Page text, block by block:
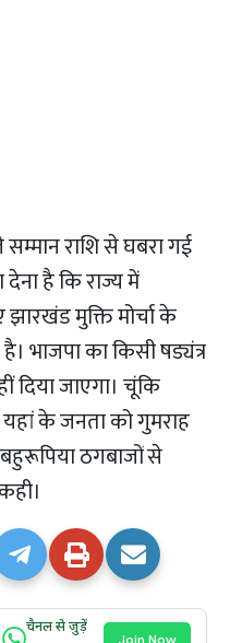
राशि से घबरा गई
है कि राज्य में
मुक्ति मोर्चा के
भाजपा का किसी षड्यंत्र
दिया जाएगा। चूंकि
के जनता को गुमराह
ठगबाजों से
चैनल से जुड़ें
Join Now